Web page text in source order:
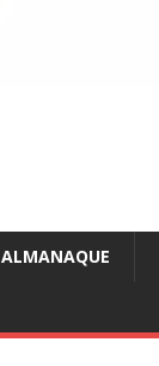
ALMANAQUE